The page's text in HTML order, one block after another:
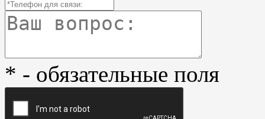
* - обязательные поля